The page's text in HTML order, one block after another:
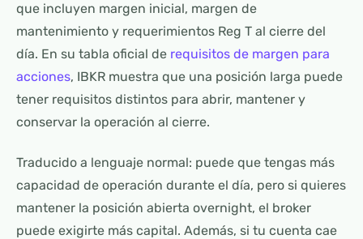
que incluyen margen inicial, margen de
mantenimiento y requerimientos Reg T al cierre del
día. En su tabla oficial de requisitos de margen para
acciones, IBKR muestra que una posición larga puede
tener requisitos distintos para abrir, mantener y
conservar la operación al cierre.
Traducido a lenguaje normal: puede que tengas más
capacidad de operación durante el día, pero si quieres
mantener la posición abierta overnight, el broker
puede exigirte más capital. Además, si tu cuenta cae